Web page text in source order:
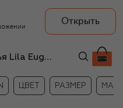
Открыть
Пляжные платья Lila Eugenie
ЦВЕТ РАЗМЕР